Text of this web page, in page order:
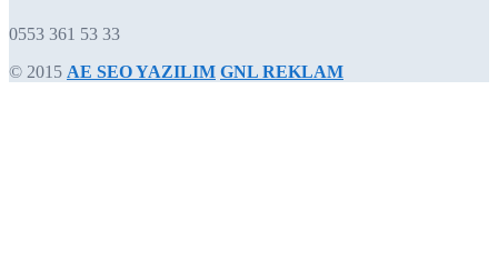
0553 361 53 33
© 2015 AE SEO YAZILIM GNL REKLAM